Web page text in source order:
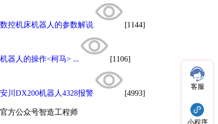
数控机床机器人的参数解说 [1144]
机器人的操作<柯马> ... [1106]
安川DX200机器人4328报警 [4993]
官方公众号智造工程师
客服
小程序